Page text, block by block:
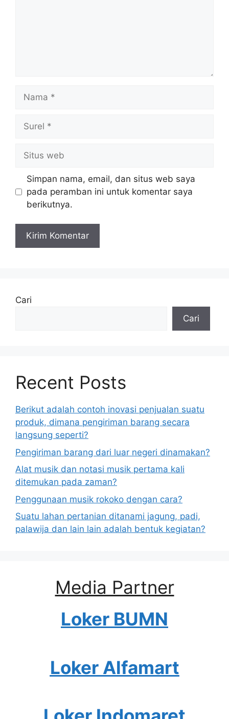
web
Simpan nama, email, dan situs web saya
pada peramban ini untuk komentar saya
berikutnya.
Cari
Cari
Recent Posts
Berikut adalah contoh inovasi penjualan suatu
produk, dimana pengiriman barang secara
langsung seperti?
Pengiriman barang dari luar negeri dinamakan?
Alat musik dan notasi musik pertama kali
ditemukan pada zaman?
Penggunaan musik rokoko dengan cara?
Suatu lahan pertanian ditanami jagung, padi,
palawija dan lain lain adalah bentuk kegiatan?
Media Partner
Loker BUMN
Loker Alfamart